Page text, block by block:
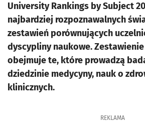
University Rankings by Subject
najbardziej rozpoznawalnych
zestawień porównujących
dyscypliny naukowe. Zestawienie
obejmuje te, które prowadzą
dziedzinie medycyny, nauk o
klinicznych.
REKLAMA